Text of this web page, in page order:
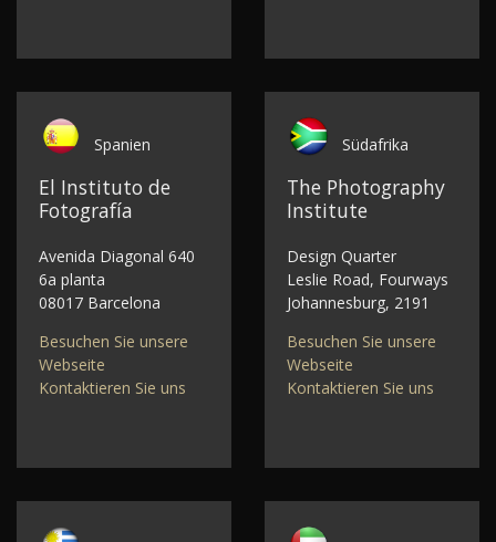
Spanien
El Instituto de
Fotografía
Avenida Diagonal 640
6a planta
08017 Barcelona
Besuchen Sie unsere
Webseite
Kontaktieren Sie uns
Südafrika
The Photography
Institute
Design Quarter
Leslie Road, Fourways
Johannesburg, 2191
Besuchen Sie unsere
Webseite
Kontaktieren Sie uns